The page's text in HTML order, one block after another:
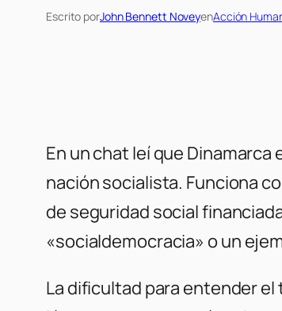
Escrito porJohn Bennett NoveyenAcción
En un chat leí que Dinamarca
nación socialista. Funciona
de seguridad social
«socialdemocracia» o un
La dificultad para entender